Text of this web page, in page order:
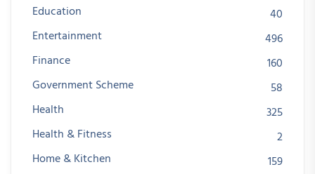
Education
40
Entertainment
496
Finance
160
Government Scheme
58
Health
325
Health & Fitness
2
Home & Kitchen
159